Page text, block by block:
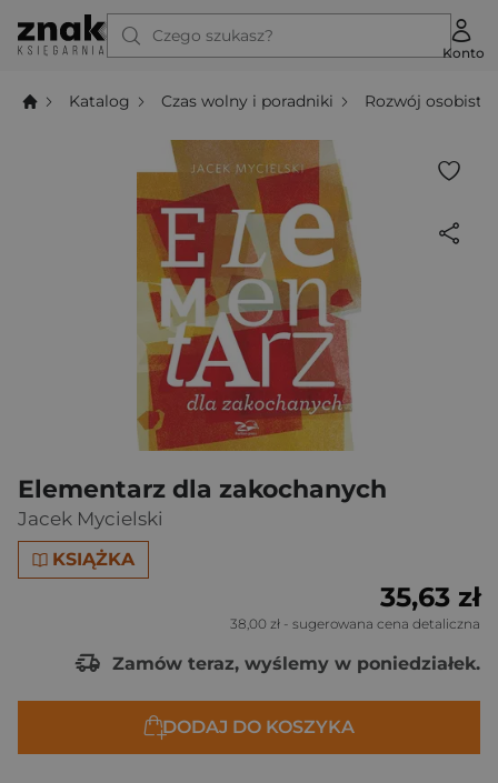
Czego szukasz?
Konto
Katalog Czas wolny i poradniki Rozwój osobisty
Elementarz dla zakochanych
Jacek Mycielski
KSIĄŻKA
35,63 zł
38,00 zł - sugerowana cena detaliczna
Zamów teraz, wyślemy w poniedziałek.
DODAJ DO KOSZYKA